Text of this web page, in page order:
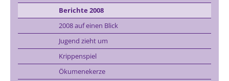
Berichte 2008
2008 auf einen Blick
Jugend zieht um
Krippenspiel
Ökumenekerze